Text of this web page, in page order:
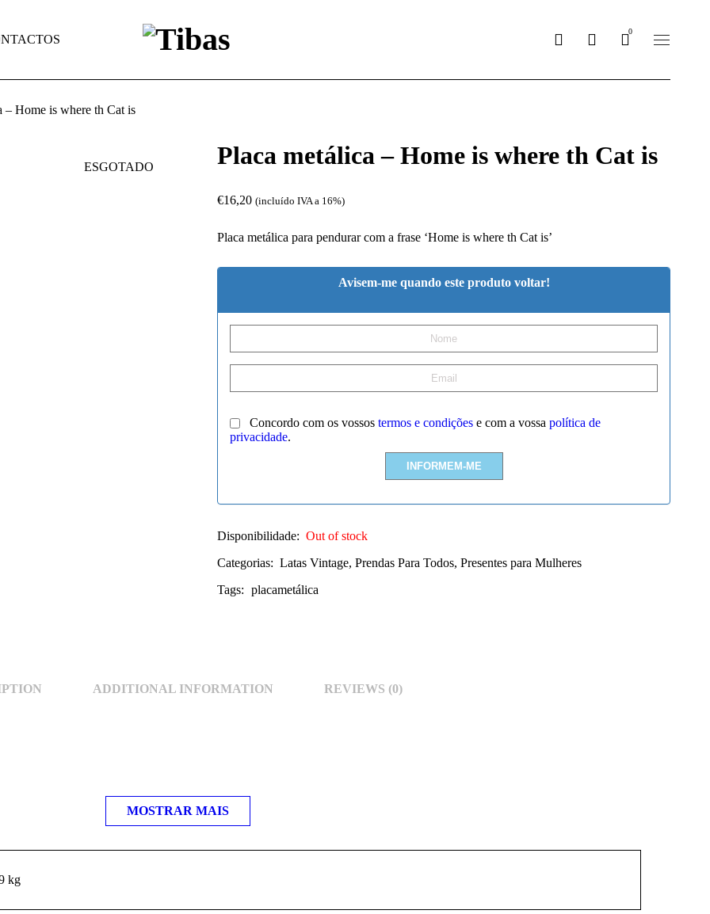
0
– Home is where th Cat is
ESGOTADO Placa metálica – Home is where th Cat is
€16,20 (incluído IVA a 16%)
Placa metálica para pendurar com a frase ‘Home is where th Cat is’
Avisem-me quando este produto voltar!
Concordo com os vossos termos e condições e com a vossa política de
privacidade.
Disponibilidade: Out of stock
Categorias: Latas Vintage, Prendas Para Todos, Presentes para Mulheres
Tags: placametálica
ADDITIONAL INFORMATION REVIEWS (0)
MOSTRAR MAIS
kg